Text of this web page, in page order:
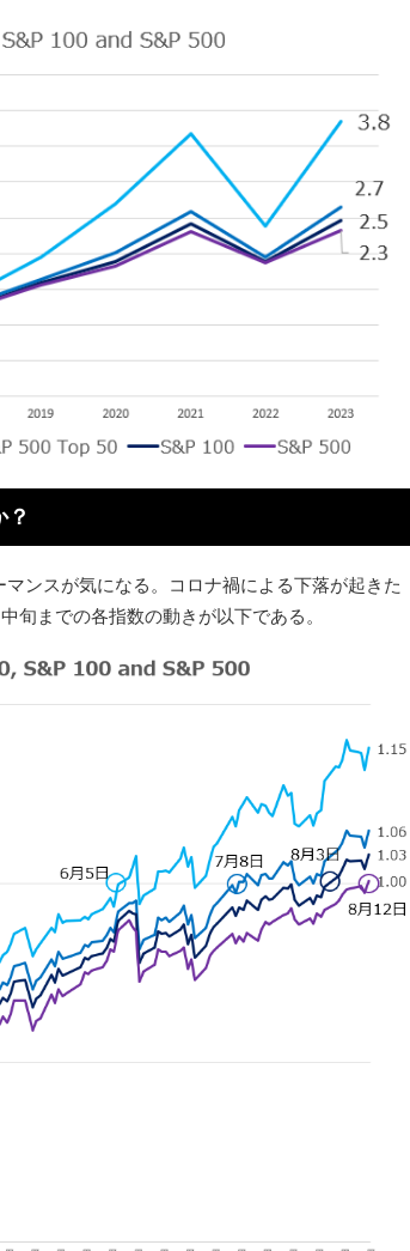
ンスが気になる。コロナ禍による下落が起きた
までの各指数の動きが以下である。